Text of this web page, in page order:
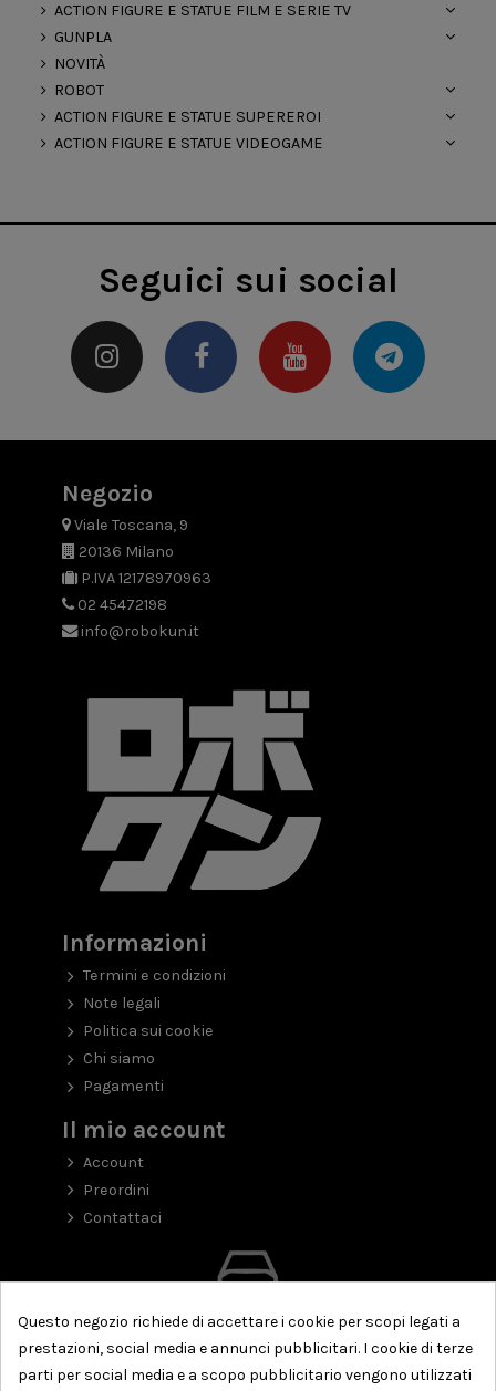
ACTION FIGURE E STATUE FILM E SERIE TV
GUNPLA
NOVITÀ
ROBOT
ACTION FIGURE E STATUE SUPEREROI
ACTION FIGURE E STATUE VIDEOGAME
Seguici sui social
Negozio
Viale Toscana, 9
20136 Milano
P.IVA 12178970963
02 45472198
info@robokun.it
Informazioni
Termini e condizioni
Note legali
Politica sui cookie
Chi siamo
Pagamenti
Il mio account
Account
Preordini
Contattaci
Questo negozio richiede di accettare i cookie per scopi legati a
prestazioni, social media e annunci pubblicitari. I cookie di terze
parti per social media e a scopo pubblicitario vengono utilizzati